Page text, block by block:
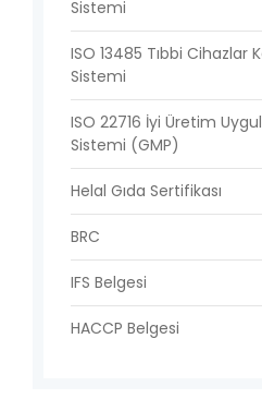
Sistemi
ISO 13485 Tıbbi Cihazlar
Sistemi
ISO 22716 İyi Üretim
Sistemi (GMP)
Helal Gıda Sertifikası
BRC
IFS Belgesi
HACCP Belgesi